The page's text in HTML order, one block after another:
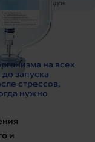
на всех
запуска
стрессов,
нужно
и
ВИТАМИНОВ И БАДОВ